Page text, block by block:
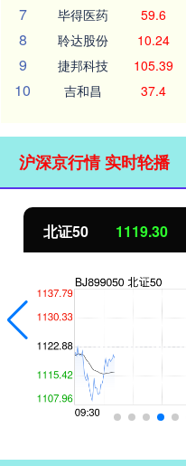
7 毕得医药 59.6
8 聆达股份 10.24
9 捷邦科技 105.39
10 吉和昌 37.4
沪深京行情 实时轮播
北证50 1119.30